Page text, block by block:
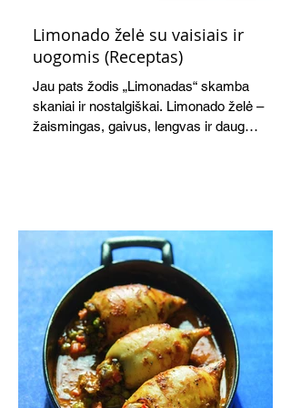
Limonado želė su vaisiais ir
uogomis (Receptas)
Jau pats žodis „Limonadas“ skamba
skaniai ir nostalgiškai. Limonado želė –
žaismingas, gaivus, lengvas ir daug